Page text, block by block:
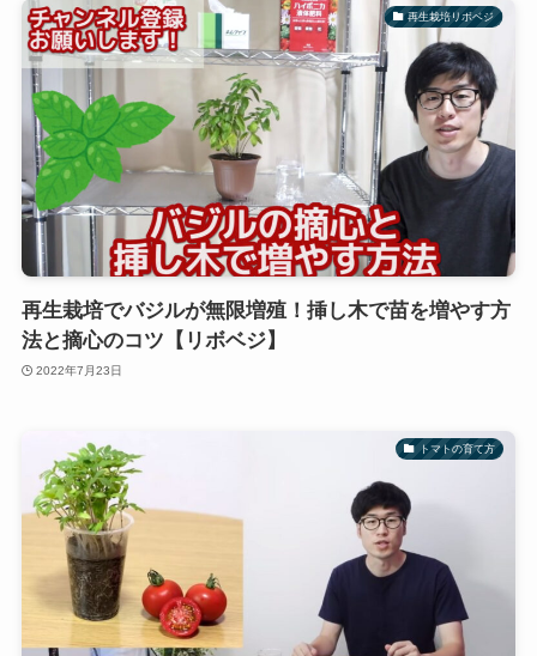
再生栽培リボベジ
再生栽培でバジルが無限増殖！挿し木で苗を増やす方
法と摘心のコツ【リボベジ】
2022年7月23日
トマトの育て方